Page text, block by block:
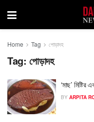
Home Tag পোড়াদহ
Tag: পোড়াদহ
‘মাছ’
BY ARPITA